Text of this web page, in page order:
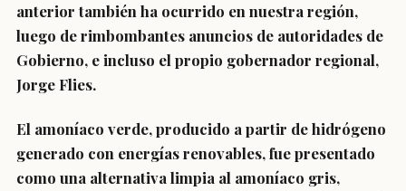
anterior también ha ocurrido en nuestra región,
luego de rimbombantes anuncios de autoridades de
Gobierno, e incluso el propio gobernador regional,
Jorge Flies.
El amoníaco verde, producido a partir de hidrógeno
generado con energías renovables, fue presentado
como una alternativa limpia al amoníaco gris,